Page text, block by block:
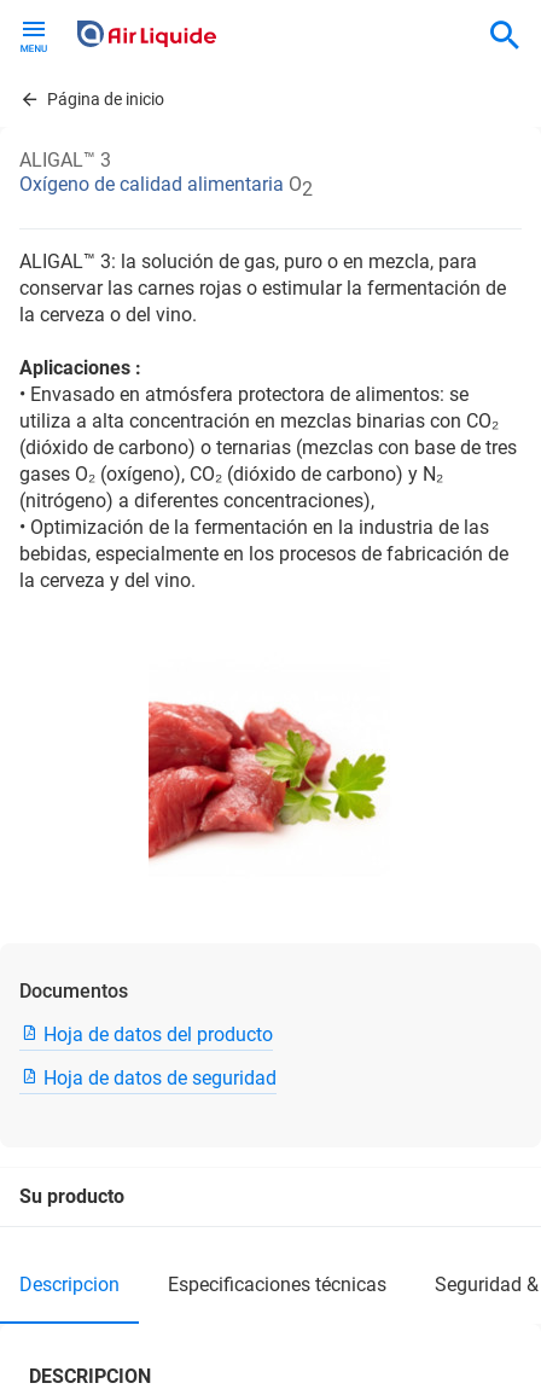
contentPágina de inicio
ALIGAL™ 3
Oxígeno de calidad alimentaria O2
ALIGAL™ 3: la solución de gas, puro o en mezcla, para
conservar las carnes rojas o estimular la fermentación de
la cerveza o del vino.
Aplicaciones :
• Envasado en atmósfera protectora de alimentos: se
utiliza a alta concentración en mezclas binarias con CO₂
(dióxido de carbono) o ternarias (mezclas con base de tres
gases O₂ (oxígeno), CO₂ (dióxido de carbono) y N₂
(nitrógeno) a diferentes concentraciones),
• Optimización de la fermentación en la industria de las
bebidas, especialmente en los procesos de fabricación de
la cerveza y del vino.
Documentos
Hoja de datos del producto
Hoja de datos de seguridad
Su producto
descripcion especificaciones técnicas seguridad
DESCRIPCION